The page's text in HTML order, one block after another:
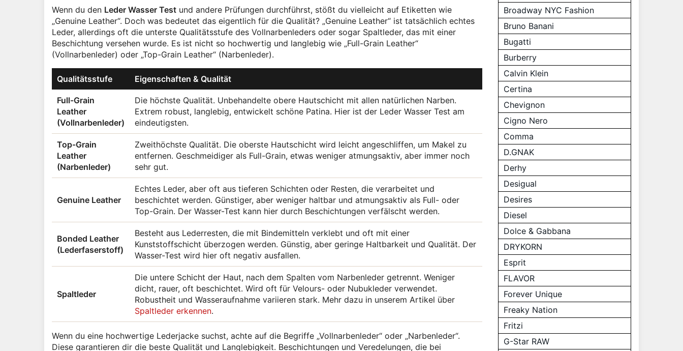
Wenn du den Leder Wasser Test und andere Prüfungen durchführst, stößt du vielleicht auf Etiketten wie
„Genuine Leather“. Doch was bedeutet das eigentlich für die Qualität? „Genuine Leather“ ist tatsächlich echtes
Leder, allerdings oft die unterste Qualitätsstufe des Vollnarbenleders oder sogar Spaltleder, das mit einer
Beschichtung versehen wurde. Es ist nicht so hochwertig und langlebig wie „Full-Grain Leather“
(Vollnarbenleder) oder „Top-Grain Leather“ (Narbenleder).
Qualitätsstufe Eigenschaften & Qualität
Full-Grain
Leather
(Vollnarbenleder)
Die höchste Qualität. Unbehandelte obere Hautschicht mit allen natürlichen Narben.
Extrem robust, langlebig, entwickelt schöne Patina. Hier ist der Leder Wasser Test am
eindeutigsten.
Top-Grain
Leather
(Narbenleder)
Zweithöchste Qualität. Die oberste Hautschicht wird leicht angeschliffen, um Makel zu
entfernen. Geschmeidiger als Full-Grain, etwas weniger atmungsaktiv, aber immer noch
sehr gut.
Genuine Leather
Echtes Leder, aber oft aus tieferen Schichten oder Resten, die verarbeitet und
beschichtet werden. Günstiger, aber weniger haltbar und atmungsaktiv als Full- oder
Top-Grain. Der Wasser-Test kann hier durch Beschichtungen verfälscht werden.
Bonded Leather
(Lederfaserstoff)
Besteht aus Lederresten, die mit Bindemitteln verklebt und oft mit einer
Kunststoffschicht überzogen werden. Günstig, aber geringe Haltbarkeit und Qualität. Der
Wasser-Test wird hier oft negativ ausfallen.
Spaltleder
Die untere Schicht der Haut, nach dem Spalten vom Narbenleder getrennt. Weniger
dicht, rauer, oft beschichtet. Wird oft für Velours- oder Nubukleder verwendet.
Robustheit und Wasseraufnahme variieren stark. Mehr dazu in unserem Artikel über
Spaltleder erkennen.
Wenn du eine hochwertige Lederjacke suchst, achte auf die Begriffe „Vollnarbenleder“ oder „Narbenleder“.
Diese garantieren dir die beste Qualität und Langlebigkeit. Beschichtungen und Veredelungen, die bei
Broadway NYC Fashion
Bruno Banani
Bugatti
Burberry
Calvin Klein
Certina
Chevignon
Cigno Nero
Comma
D.GNAK
Derhy
Desigual
Desires
Diesel
Dolce & Gabbana
DRYKORN
Esprit
FLAVOR
Forever Unique
Freaky Nation
Fritzi
G-Star RAW